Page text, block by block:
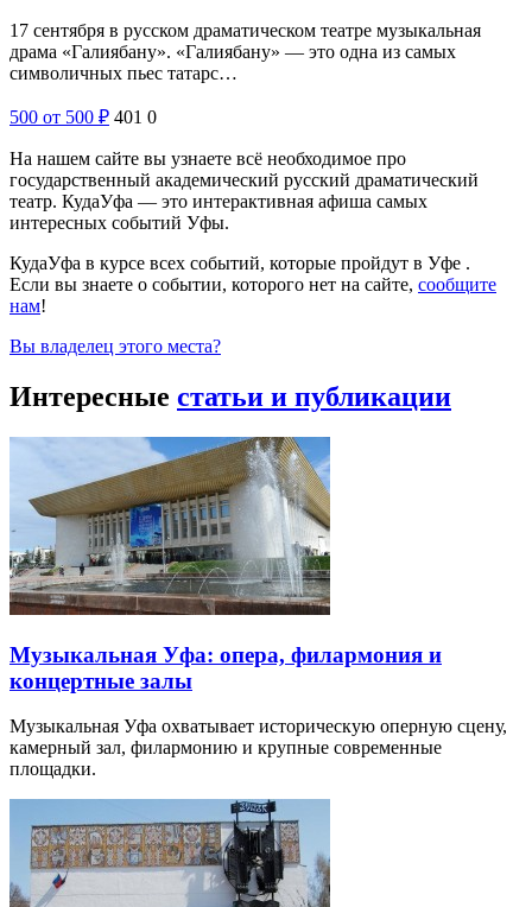
17 сентября в русском драматическом театре музыкальная
драма «Галиябану». «Галиябану» — это одна из самых
символичных пьес татарс…
500 от 500 ₽ 401 0
На нашем сайте вы узнаете всё необходимое про
государственный академический русский драматический
театр. КудаУфа — это интерактивная афиша самых
интересных событий Уфы.
КудаУфа в курсе всех событий, которые пройдут в Уфе .
Если вы знаете о событии, которого нет на сайте, сообщите
нам!
Вы владелец этого места?
Интересные статьи и публикации
Музыкальная Уфа: опера, филармония и
концертные залы
Музыкальная Уфа охватывает историческую оперную сцену,
камерный зал, филармонию и крупные современные
площадки.